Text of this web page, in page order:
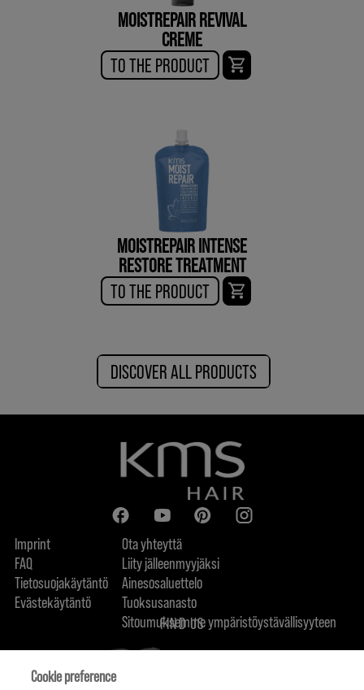
MOISTREPAIR REVIVAL
CREME
TO THE PRODUCT
MOISTREPAIR INTENSE
RESTORE TREATMENT
TO THE PRODUCT
DISCOVER ALL PRODUCTS
Imprint
FAQ
Tietosuojakäytäntö
Evästekäytäntö
Ota yhteyttä
Liity jälleenmyyjäksi
Ainesosaluettelo
Tuoksusanasto
Sitoumuksemme ympäristöystävällisyyteen
FIND US
Cookie preference